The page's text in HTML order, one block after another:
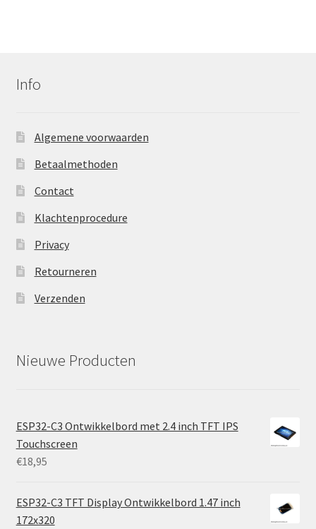
Info
Algemene voorwaarden
Betaalmethoden
Contact
Klachtenprocedure
Privacy
Retourneren
Verzenden
Nieuwe Producten
ESP32-C3 Ontwikkelbord met 2.4 inch TFT IPS
Touchscreen
€18,95
ESP32-C3 TFT Display Ontwikkelbord 1.47 inch
172x320